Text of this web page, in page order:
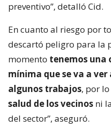
preventivo”, detalló Cid.
En cuanto al riesgo por
descartó peligro para la
momento tenemos una
mínima que se va a
algunos trabajos, por
salud de los vecinos ni
del sector”, aseguró.